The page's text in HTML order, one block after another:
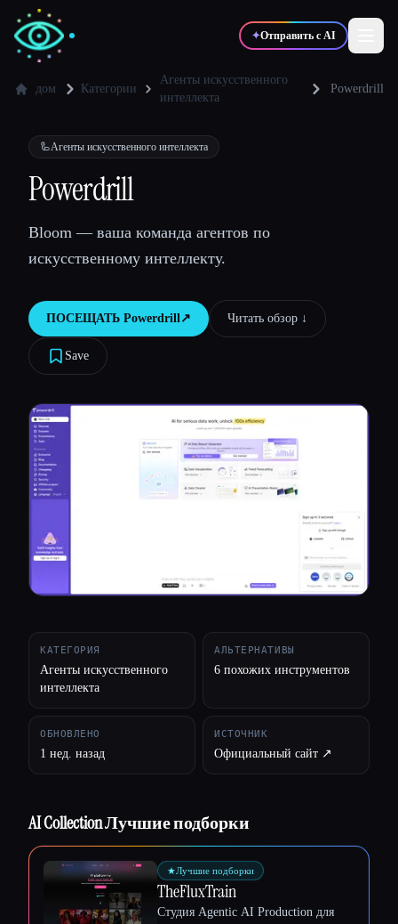
✦Отправить с AI
💻Разработчики
🎓Студенты 🎬
Блог
Все категории
О нас
дом Категории
Агенты искусственного
интеллекта
Powerdrill
🦾Агенты искусственного интеллекта
Powerdrill
Bloom — ваша команда агентов по
искусственному интеллекту.
ПОСЕЩАТЬ Powerdrill↗︎ Читать обзор ↓︎
Save
КАТЕГОРИЯ
Агенты искусственного
интеллекта
АЛЬТЕРНАТИВЫ
6 похожих инструментов
ОБНОВЛЕНО
1 нед. назад
ИСТОЧНИК
Официальный сайт ↗︎
AI Collection Лучшие подборки
★Лучшие подборки
TheFluxTrain
Студия Agentic AI Production для